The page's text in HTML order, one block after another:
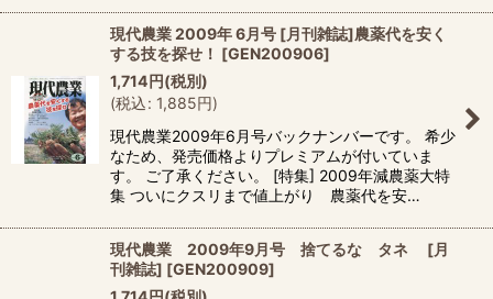
現代農業 2009年 6月号 [月刊雑誌]農薬代を安く
する技を探せ！ [GEN200906]
1,714円(税別)
(税込: 1,885円)
現代農業2009年6月号バックナンバーです。 希少
なため、発売価格よりプレミアムが付いていま
す。 ご了承ください。 [特集] 2009年減農薬大特
集 ついにクスリまで値上がり 農薬代を安…
現代農業 2009年9月号 捨てるな タネ [月
刊雑誌] [GEN200909]